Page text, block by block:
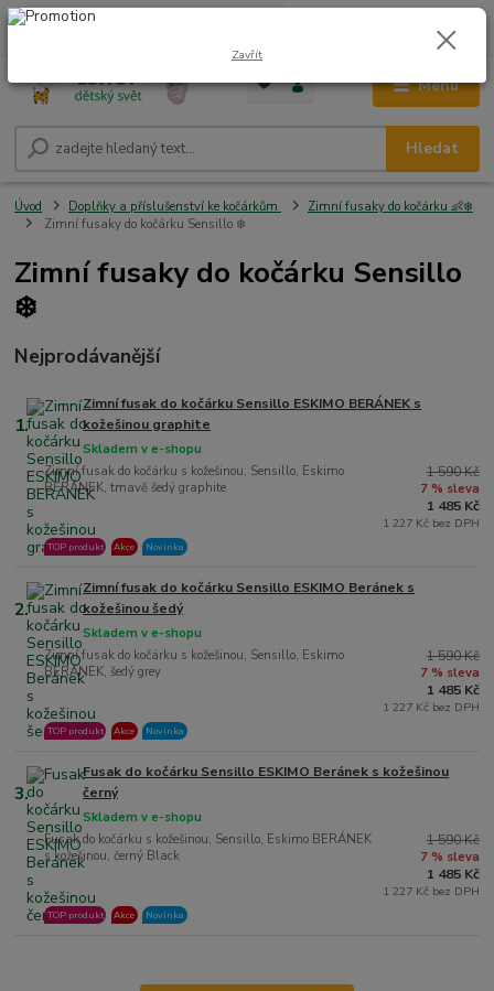
Menu
Hledat
+420 604 278 943 0,00 Kč
Úvod Doplňky a příslušenství ke kočárkům
Zimní fusaky do kočárku 👶❄️
Zimní fusaky do kočárku Sensillo ❄️
Zimní fusaky do kočárku Sensillo
❄️
Nejprodávanější
1.
Zimní fusak do kočárku Sensillo ESKIMO BERÁNEK s
kožešinou graphite
Zimní fusak do kočárku s kožešinou, Sensillo, Eskimo
BERÁNEK, tmavě šedý graphite
Skladem v e-shopu
TOP produkt Akce Novinka
1 590 Kč
7 % sleva
1 485 Kč
1 227 Kč bez DPH
2.
Zimní fusak do kočárku Sensillo ESKIMO Beránek s
kožešinou šedý
Zimní fusak do kočárku s kožešinou, Sensillo, Eskimo
BERÁNEK, šedý grey
Skladem v e-shopu
TOP produkt Akce Novinka
1 590 Kč
7 % sleva
1 485 Kč
1 227 Kč bez DPH
3.
Fusak do kočárku Sensillo ESKIMO Beránek s kožešinou
černý
Fusak do kočárku s kožešinou, Sensillo, Eskimo BERÁNEK
s kožešinou, černý Black
Skladem v e-shopu
TOP produkt Akce Novinka
1 590 Kč
7 % sleva
1 485 Kč
1 227 Kč bez DPH
Zavřít